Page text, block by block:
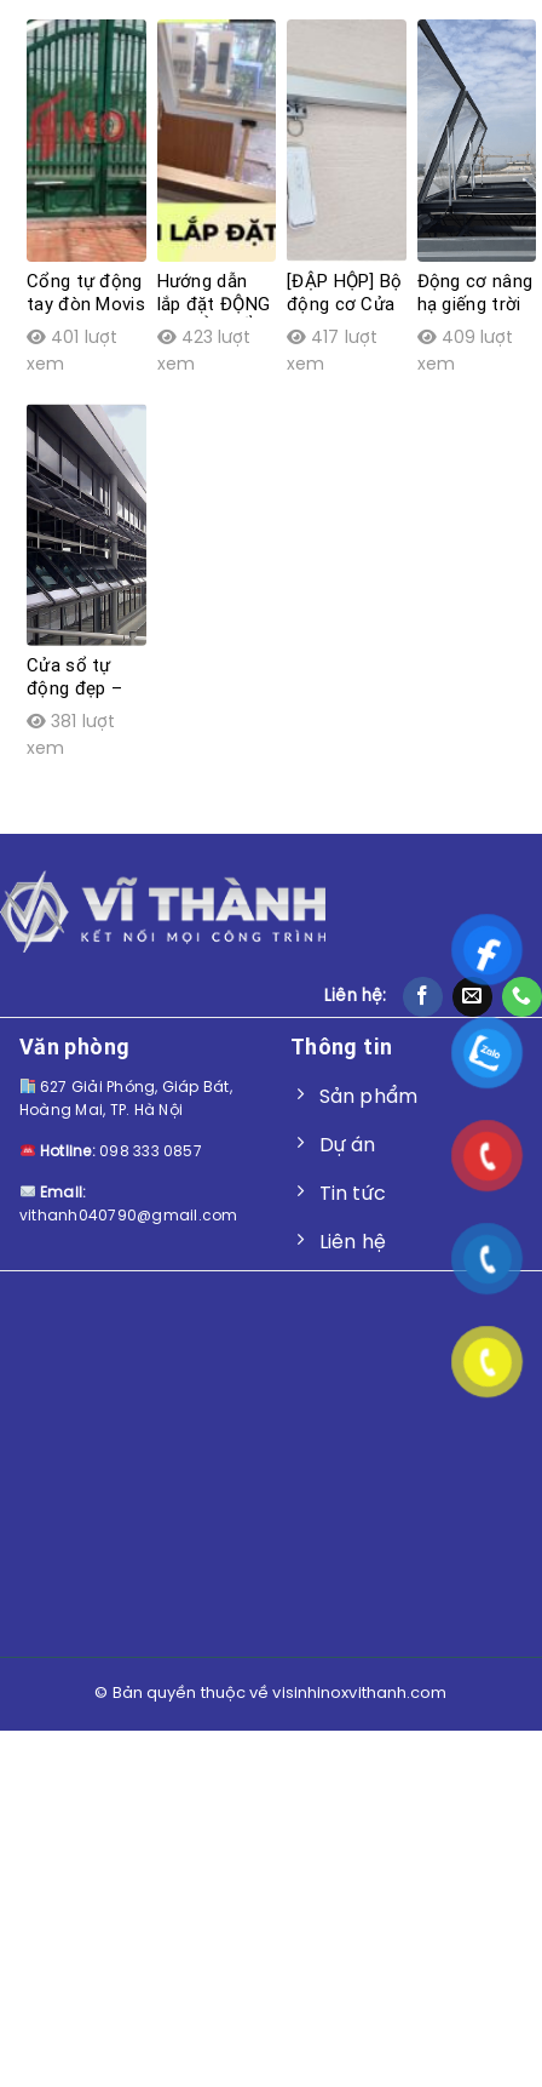
Cổng tự động
tay đòn Movis
G2 – xi lanh
điện
401 lượt
xem
Hướng dẫn
lắp đặt ĐỘNG
CƠ CỬA SỔ
TỰ ĐỘNG tại
nhà
423 lượt
xem
[ĐẬP HỘP] Bộ
động cơ Cửa
sổ trượt tự
động Movis
W-H35C
417 lượt
xem
Động cơ nâng
hạ giếng trời
thông minh
Movis
409 lượt
xem
Cửa sổ tự
động đẹp –
Lắp đặt tại
nhà SIÊU DỄ-
video hướng
381 lượt
xem
Liên hệ:
Văn phòng
627 Giải Phóng, Giáp Bát,
Hoàng Mai, TP. Hà Nội
Hotline:098 333 0857
Email:
vithanh040790@gmail.com
Thông tin
Sản phẩm
Dự án
Tin tức
Liên hệ
© Bản quyền thuộc về visinhinoxvithanh.com